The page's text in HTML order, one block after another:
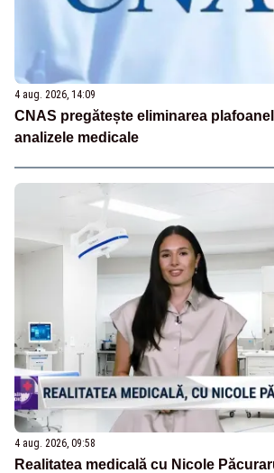
4 aug. 2026, 14:09
CNAS pregătește eliminarea
analizele medicale
4 aug. 2026, 09:58
Realitatea medicală cu Nicole